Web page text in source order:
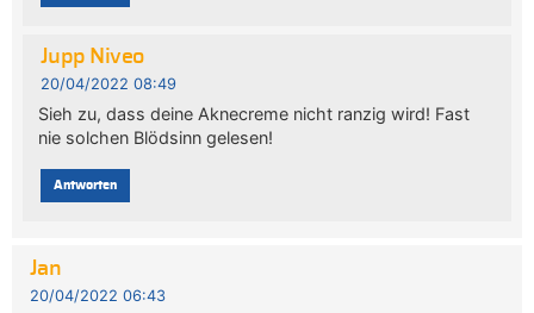
Jupp Niveo
20/04/2022 08:49
Sieh zu, dass deine Aknecreme nicht ranzig wird! Fast
nie solchen Blödsinn gelesen!
Antworten
Jan
20/04/2022 06:43